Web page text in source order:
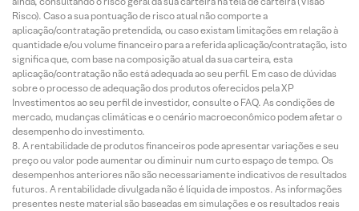
Risco). Caso a sua pontuação de risco atual não comporte a
aplicação/contratação pretendida, ou caso existam limitações em relação à
quantidade e/ou volume financeiro para a referida aplicação/contratação, isto
significa que, com base na composição atual da sua carteira, esta
aplicação/contratação não está adequada ao seu perfil. Em caso de dúvidas
sobre o processo de adequação dos produtos oferecidos pela XP
Investimentos ao seu perfil de investidor, consulte o FAQ. As condições de
mercado, mudanças climáticas e o cenário macroeconômico podem afetar o
desempenho do investimento.
A rentabilidade de produtos financeiros pode apresentar variações e seu
preço ou valor pode aumentar ou diminuir num curto espaço de tempo. Os
desempenhos anteriores não são necessariamente indicativos de resultados
futuros. A rentabilidade divulgada não é líquida de impostos. As informações
presentes neste material são baseadas em simulações e os resultados reais